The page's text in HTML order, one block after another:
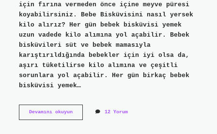
için fırına vermeden önce içine meyve püresi
koyabilirsiniz. Bebe Bisküvisini nasıl yersek
kilo alırız? Her gün bebek bisküvisi yemek
uzun vadede kilo alımına yol açabilir. Bebek
bisküvileri süt ve bebek mamasıyla
karıştırıldığında bebekler için iyi olsa da,
aşırı tüketilirse kilo alımına ve çeşitli
sorunlara yol açabilir. Her gün birkaç bebek
bisküvisi yemek…
Devamını okuyunBebek
12 Yorum